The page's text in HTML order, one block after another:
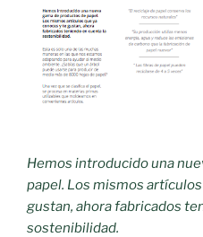
Hemos introducido una
papel. Los mismos
gustan, ahora fabricados
sostenibilidad.